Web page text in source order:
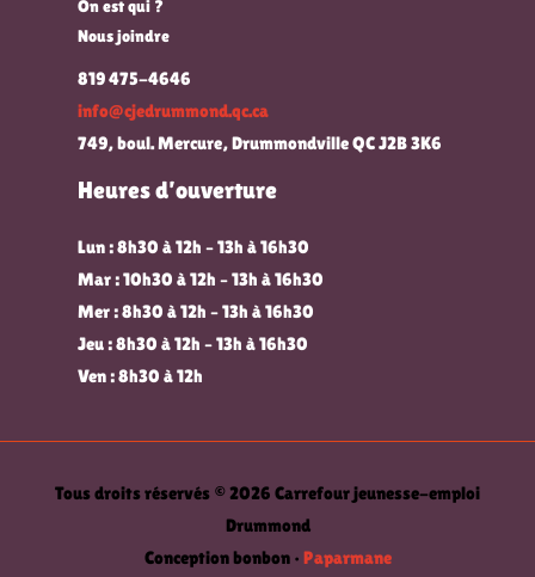
On est qui ?
Nous joindre
819 475-4646
info@cjedrummond.qc.ca
749, boul. Mercure, Drummondville QC J2B 3K6
Heures d’ouverture
Lun : 8h30 à 12h – 13h à 16h30
Mar : 10h30 à 12h – 13h à 16h30
Mer : 8h30 à 12h – 13h à 16h30
Jeu : 8h30 à 12h – 13h à 16h30
Ven : 8h30 à 12h
Tous droits réservés © 2026 Carrefour jeunesse-emploi
Drummond
Conception bonbon • Paparmane